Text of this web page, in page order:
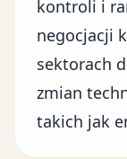
kontroli i
negocjacji
sektorach
zmian
takich jak